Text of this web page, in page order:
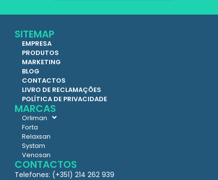
SITEMAP
EMPRESA
PRODUTOS
MARKETING
BLOG
CONTACTOS
LIVRO DE RECLAMAÇÕES
POLÍTICA DE PRIVACIDADE
MARCAS
Orliman
Forta
Relaxsan
Systam
Venosan
CONTACTOS
Telefones: (+351) 214 262 939